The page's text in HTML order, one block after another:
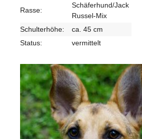
Rasse:
Schäferhund/Jack
Russel-Mix
Schulterhöhe:
ca. 45 cm
Status:
vermittelt